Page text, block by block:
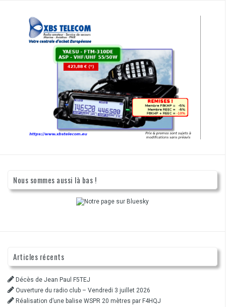
Nous sommes aussi là bas !
Articles récents
Décès de Jean Paul F5TEJ
Ouverture du radio club – Vendredi 3 juillet 2026
Réalisation d’une balise WSPR 20 mètres par F4HQJ